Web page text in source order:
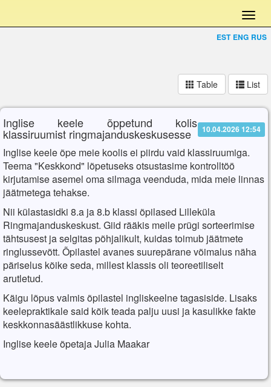
EST ENG RUS
Table List
Inglise keele õppetund kolis
klassiruumist ringmajanduskeskusesse 10.04.2026 12:54
Inglise keele õpe meie koolis ei piirdu vaid klassiruumiga.
Teema "Keskkond" lõpetuseks otsustasime kontrolltöö
kirjutamise asemel oma silmaga veenduda, mida meie linnas
jäätmetega tehakse.
Nii külastasidki 8.a ja 8.b klassi õpilased Lilleküla
Ringmajanduskeskust. Giid rääkis meile prügi sorteerimise
tähtsusest ja selgitas põhjalikult, kuidas toimub jäätmete
ringlussevõtt. Õpilastel avanes suurepärane võimalus näha
päriselus kõike seda, millest klassis oli teoreetiliselt
arutletud.
Käigu lõpus valmis õpilastel ingliskeelne tagasiside. Lisaks
keelepraktikale said kõik teada palju uusi ja kasulikke fakte
keskkonnasäästlikkuse kohta.
Inglise keele õpetaja Julia Maakar